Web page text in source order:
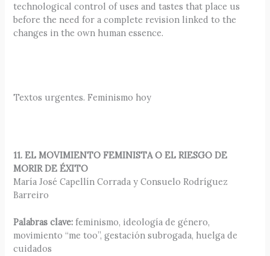
technological control of uses and tastes that place us
before the need for a complete revision linked to the
changes in the own human essence.
Textos urgentes. Feminismo hoy
11. EL MOVIMIENTO FEMINISTA O EL RIESGO DE
MORIR DE ÉXITO
María José Capellín Corrada y Consuelo Rodríguez
Barreiro
Palabras clave:feminismo, ideología de género,
movimiento “me too”, gestación subrogada, huelga de
cuidados